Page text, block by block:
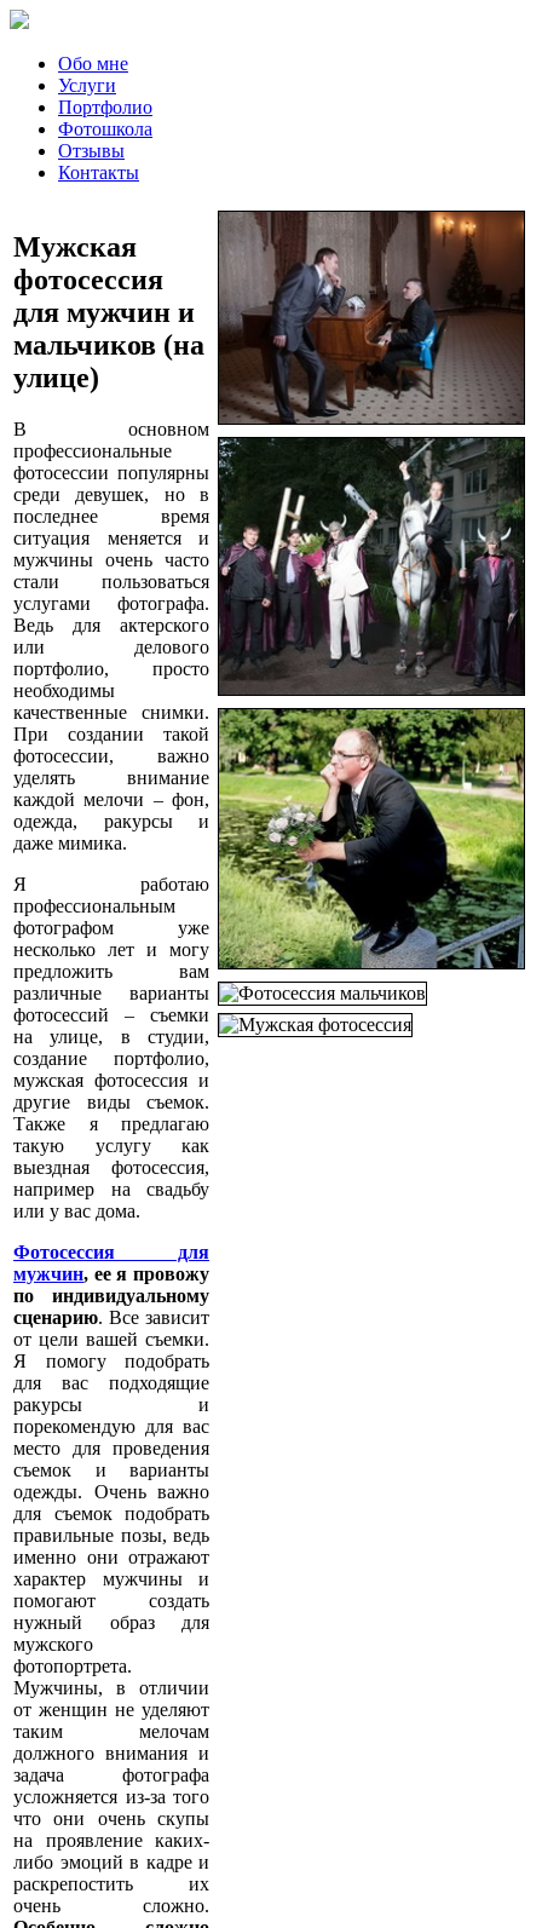
Обо мне
Услуги
Портфолио
Фотошкола
Отзывы
Контакты
Мужская
фотосессия
для мужчин и
мальчиков (на
улице)
В основном
профессиональные
фотосессии популярны
среди девушек, но в
последнее время
ситуация меняется и
мужчины очень часто
стали пользоваться
услугами фотографа.
Ведь для актерского
или делового
портфолио, просто
необходимы
качественные снимки.
При создании такой
фотосессии, важно
уделять внимание
каждой мелочи – фон,
одежда, ракурсы и
даже мимика.
Я работаю
профессиональным
фотографом уже
несколько лет и могу
предложить вам
различные варианты
фотосессий – съемки
на улице, в студии,
создание портфолио,
мужская фотосессия и
другие виды съемок.
Также я предлагаю
такую услугу как
выездная фотосессия,
например на свадьбу
или у вас дома.
Фотосессия для
мужчин, ее я провожу
по индивидуальному
сценарию. Все зависит
от цели вашей съемки.
Я помогу подобрать
для вас подходящие
ракурсы и
порекомендую для вас
место для проведения
съемок и варианты
одежды. Очень важно
для съемок подобрать
правильные позы, ведь
именно они отражают
характер мужчины и
помогают создать
нужный образ для
мужского
фотопортрета.
Мужчины, в отличии
от женщин не уделяют
таким мелочам
должного внимания и
задача фотографа
усложняется из-за того
что они очень скупы
на проявление каких-
либо эмоций в кадре и
раскрепостить их
очень сложно.